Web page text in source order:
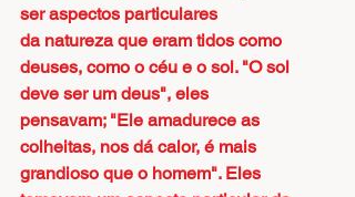
ser aspectos particulares
da natureza que eram tidos como
deuses, como o céu e o sol. "O sol
deve ser um deus", eles
pensavam; "Ele amadurece as
colheitas, nos dá calor, é mais
grandioso que o homem". Eles